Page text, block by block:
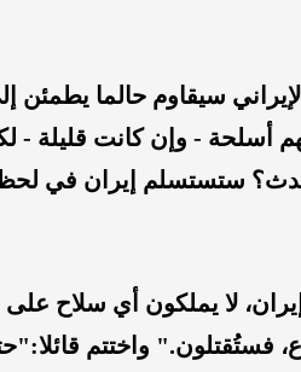
سيقاوم حالما يطمئن
أسلحة - وإن كانت قليلة
ستستسلم إيران في
لا يملكون أي سلاح على
فستُقتلون." واختتم